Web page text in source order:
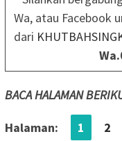
Wa, atau Facebook
dari
BACA HALAMAN
Halaman: 1 2